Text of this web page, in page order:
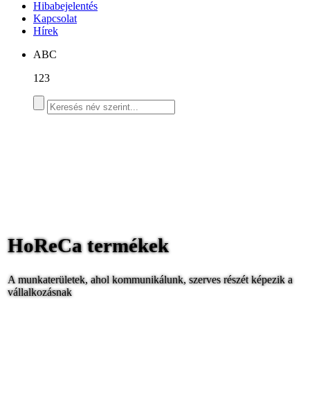
Hibabejelentés
Kapcsolat
Hírek
ABC
123
HoReCa termékek
A munkaterületek, ahol kommunikálunk, szerves részét képezik a
vállalkozásnak